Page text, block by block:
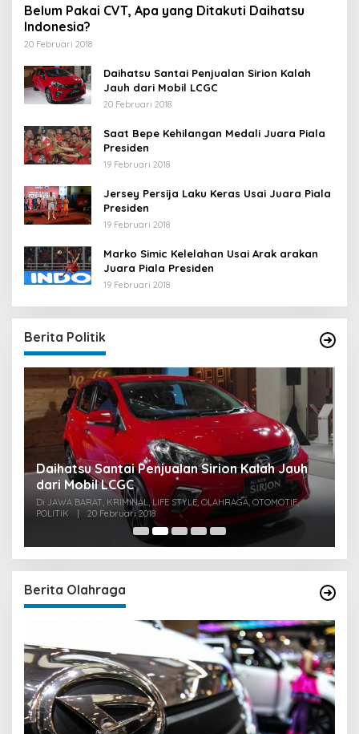
Belum Pakai CVT, Apa yang Ditakuti Daihatsu
Indonesia?
20 Februari 2018
Daihatsu Santai Penjualan Sirion Kalah
Jauh dari Mobil LCGC
20 Februari 2018
Saat Bepe Kehilangan Medali Juara Piala
Presiden
19 Februari 2018
Jersey Persija Laku Keras Usai Juara Piala
Presiden
19 Februari 2018
Marko Simic Kelelahan Usai Arak arakan
Juara Piala Presiden
19 Februari 2018
Berita Politik
Daihatsu Santai Penjualan Sirion Kalah Jauh
dari Mobil LCGC
Di JAWA BARAT, KRIMINAL, LIFE STYLE, OLAHRAGA, OTOMOTIF,
POLITIK
| 20 Februari 2018
Berita Olahraga